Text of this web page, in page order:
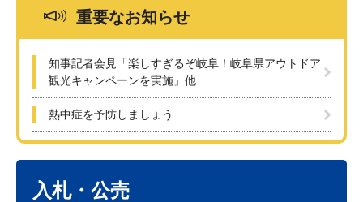
重要なお知らせ
知事記者会見「楽しすぎるぞ岐阜！岐阜県アウトドア
観光キャンペーンを実施」他
熱中症を予防しましょう
入札・公売